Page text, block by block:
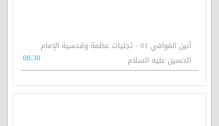
أنين القوافي 01 - تجليات عظمة وقدسية الإمام
الحسين عليه السلام
08:30